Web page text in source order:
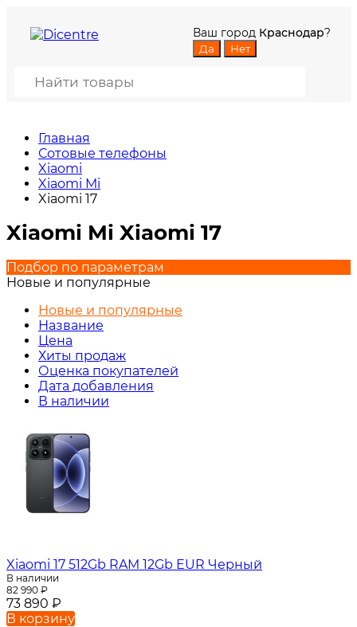
Ваш город Краснодар?
Главная
Сотовые телефоны
Xiaomi
Xiaomi Mi
Xiaomi 17
Xiaomi Mi Xiaomi 17
Подбор по параметрам
Новые и популярные
Новые и популярные
Название
Цена
Хиты продаж
Оценка покупателей
Дата добавления
В наличии
Xiaomi 17 512Gb RAM 12Gb EUR Черный
В наличии
82 990 ₽
73 890 ₽
В корзину